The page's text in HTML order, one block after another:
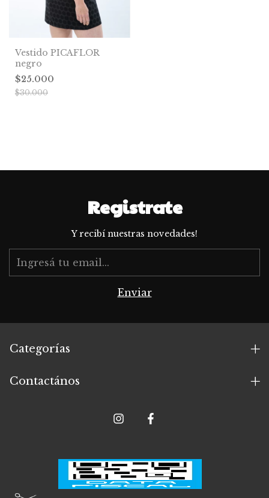
Vestido PICAFLOR
negro
$25.000
$30.000
Registrate
Y recibí nuestras novedades!
Categorías
Contactános